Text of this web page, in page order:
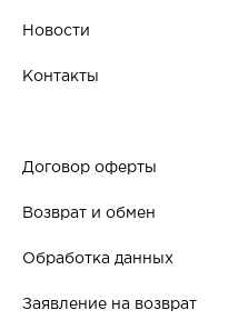
Новости
Контакты
Договор оферты
Возврат и обмен
Обработка данных
Заявление на возврат